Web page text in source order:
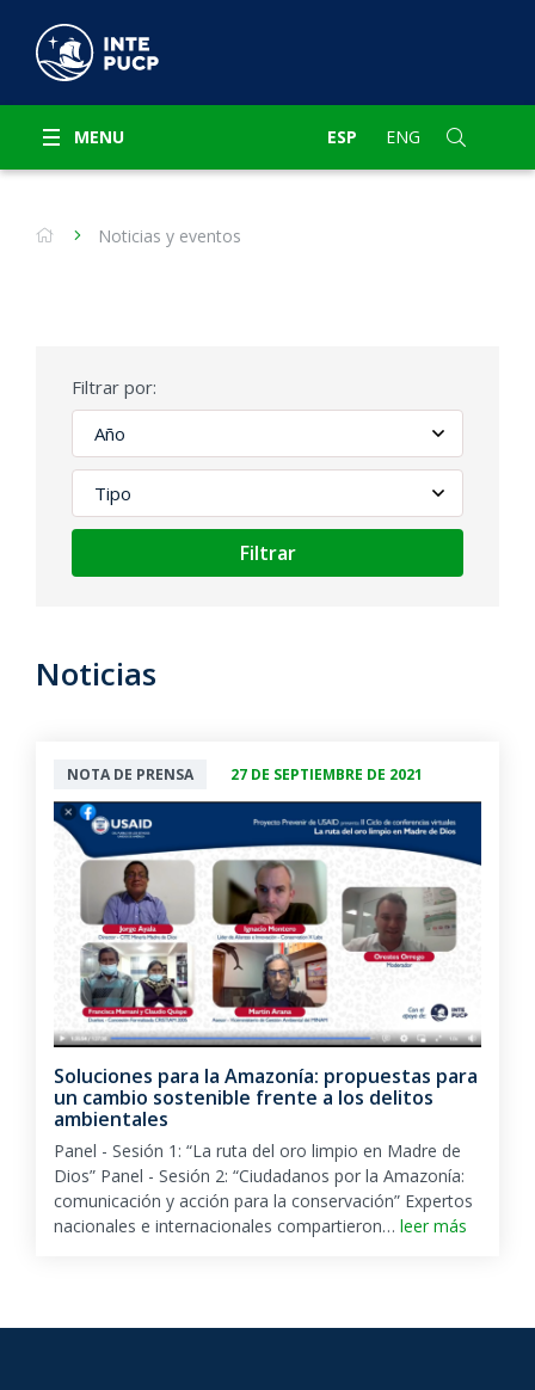
MENU ESP ENG
Noticias y eventos
Filtrar por:
Filtrar
Noticias
NOTA DE PRENSA 27 DE SEPTIEMBRE DE 2021
Soluciones para la Amazonía: propuestas para
un cambio sostenible frente a los delitos
ambientales
Panel - Sesión 1: “La ruta del oro limpio en Madre de
Dios” Panel - Sesión 2: “Ciudadanos por la Amazonía:
comunicación y acción para la conservación” Expertos
nacionales e internacionales compartieron… leer más